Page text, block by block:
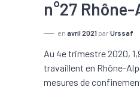
n°27
en avril 2021 par Urssaf
Au 4e trimestre 2020,
travaillent en Rhône-
mesures de